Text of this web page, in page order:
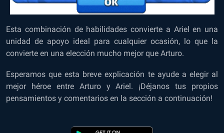
Esta combinación de habilidades convierte a Ariel en una
unidad de apoyo ideal para cualquier ocasión, lo que la
convierte en una elección mucho mejor que Arturo.
Esperamos que esta breve explicación te ayude a elegir al
mejor héroe entre Arturo y Ariel. ¡Déjanos tus propios
pensamientos y comentarios en la sección a continuación!